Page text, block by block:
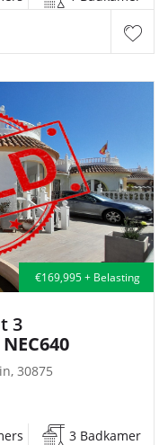
€169,995 + Belasting
3
30875
3 Badkamer